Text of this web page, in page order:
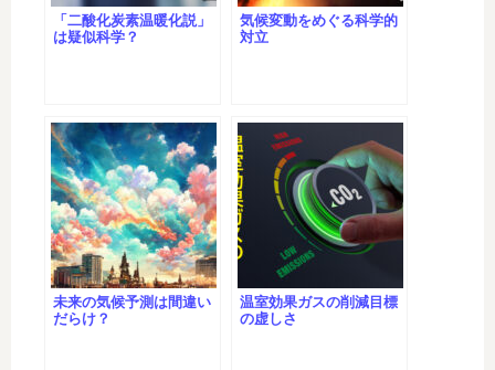
「二酸化炭素温暖化説」
は疑似科学？
気候変動をめぐる科学的
対立
未来の気候予測は間違い
だらけ？
温室効果ガスの削減目標
の虚しさ